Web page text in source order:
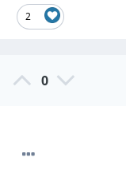
2
0